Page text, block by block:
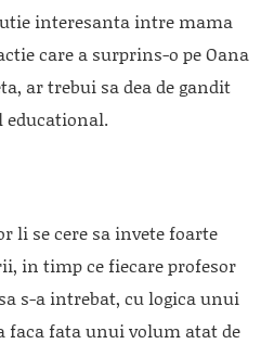
interesanta intre mama
care a surprins-o pe Oana
ar trebui sa dea de gandit
li se cere sa invete foarte
in timp ce fiecare profesor
s-a intrebat, cu logica unui
faca fata unui volum atat de